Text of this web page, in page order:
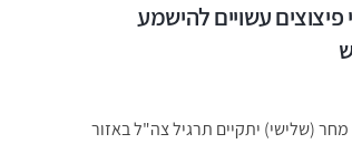
עשויים להישמע
מחר (שלישי) יתקיים תרגיל צה"ל באזור